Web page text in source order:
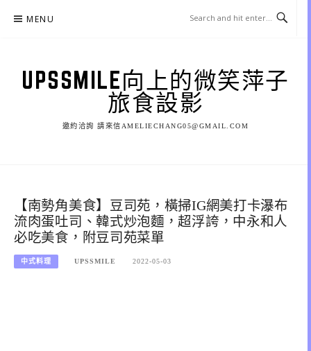
MENU
UPSSMILE向上的微笑萍子
旅食設影
邀約洽詢 請來信AMELIECHANG05@GMAIL.COM
【南勢角美食】豆司苑，橫掃IG網美打卡瀑布
流肉蛋吐司、韓式炒泡麵，超浮誇，中永和人
必吃美食，附豆司苑菜單
中式料理 UPSSMILE 2022-05-03